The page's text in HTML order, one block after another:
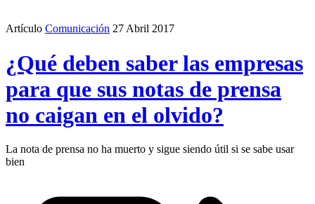
Artículo Comunicación 27 Abril 2017
¿Qué deben saber las empresas
para que sus notas de prensa
no caigan en el olvido?
La nota de prensa no ha muerto y sigue siendo útil si se sabe usar
bien